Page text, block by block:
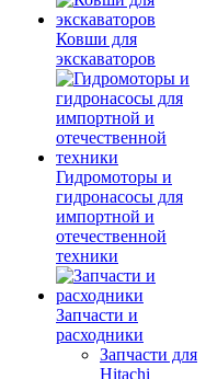
Ковши для
экскаваторов
Гидромоторы и
гидронасосы для
импортной и
отечественной
техники
Запчасти и
расходники
Запчасти для
Hitachi